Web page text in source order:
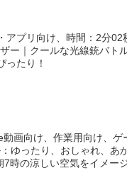
アプリ向け、時間：2分
ー｜クールな光線銃バト
ったり！
画向け、作業用向け、
ゆったり、おしゃれ、あ
時の涼しい空気をイメー